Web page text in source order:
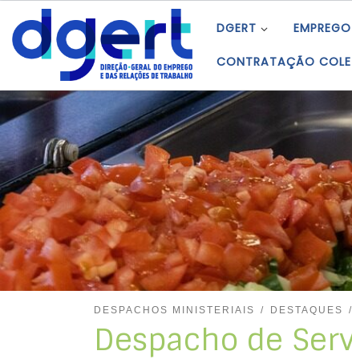
Skip to content DGERT
CONTRATAÇÃO
DESPACHOS MINISTERIAIS DESTAQUES
Despacho de